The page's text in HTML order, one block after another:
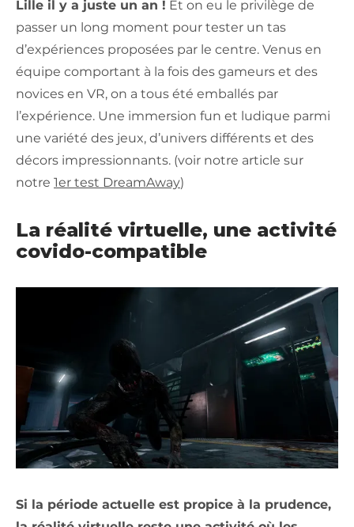
Lille il y a juste un an ! Et on eu le privilège de
passer un long moment pour tester un tas
d’expériences proposées par le centre. Venus en
équipe comportant à la fois des gameurs et des
novices en VR, on a tous été emballés par
l’expérience. Une immersion fun et ludique parmi
une variété des jeux, d’univers différents et des
décors impressionnants. (voir notre article sur
notre 1er test DreamAway)
La réalité virtuelle, une activité
covido-compatible
Si la période actuelle est propice à la prudence,